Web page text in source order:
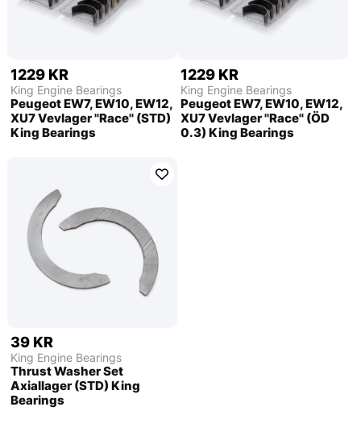
1229 KR
King Engine Bearings
Peugeot EW7, EW10, EW12,
XU7 Vevlager ''Race'' (STD)
King Bearings
1229 KR
King Engine Bearings
Peugeot EW7, EW10, EW12,
XU7 Vevlager ''Race'' (ÖD
0.3) King Bearings
39 KR
King Engine Bearings
Thrust Washer Set
Axiallager (STD) King
Bearings